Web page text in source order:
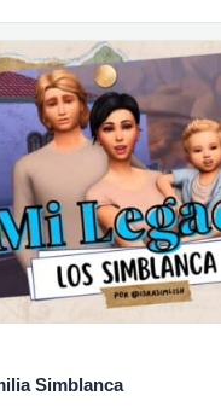
Simblanca